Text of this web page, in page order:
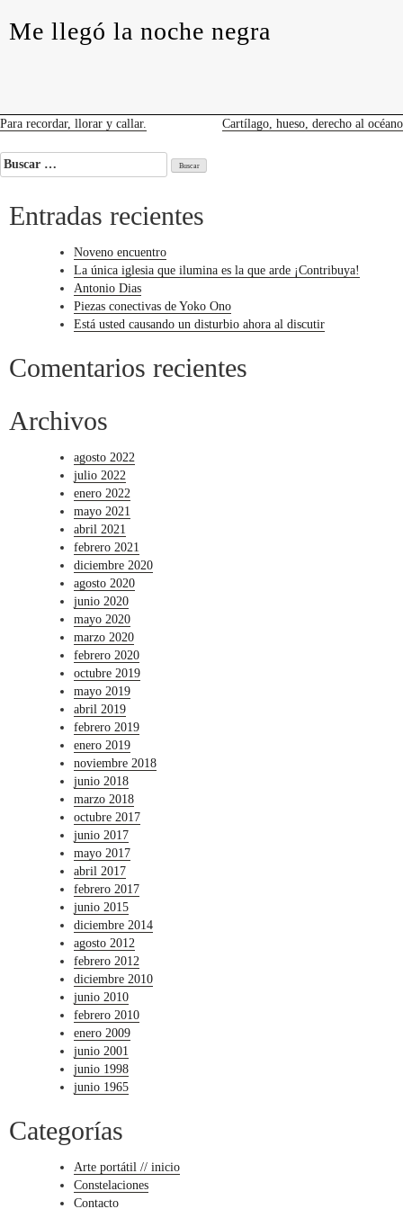
portátiles
contacto
Me llegó la noche negra
Navegación
de
Para recordar, llorar y callar. Cartílago, hueso, derecho al océano
Buscar:
Entradas recientes
Noveno encuentro
La única iglesia que ilumina es la que arde ¡Contribuya!
Antonio Dias
Piezas conectivas de Yoko Ono
Está usted causando un disturbio ahora al discutir
Comentarios recientes
Archivos
agosto 2022
julio 2022
enero 2022
mayo 2021
abril 2021
febrero 2021
diciembre 2020
agosto 2020
junio 2020
mayo 2020
marzo 2020
febrero 2020
octubre 2019
mayo 2019
abril 2019
febrero 2019
enero 2019
noviembre 2018
junio 2018
marzo 2018
octubre 2017
junio 2017
mayo 2017
abril 2017
febrero 2017
junio 2015
diciembre 2014
agosto 2012
febrero 2012
diciembre 2010
junio 2010
febrero 2010
enero 2009
junio 2001
junio 1998
junio 1965
Categorías
Arte portátil // inicio
Constelaciones
Contacto